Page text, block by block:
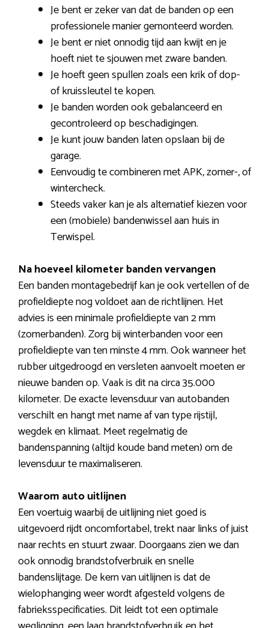
Je bent er zeker van dat de banden op een
professionele manier gemonteerd worden.
Je bent er niet onnodig tijd aan kwijt en je
hoeft niet te sjouwen met zware banden.
Je hoeft geen spullen zoals een krik of dop-
of kruissleutel te kopen.
Je banden worden ook gebalanceerd en
gecontroleerd op beschadigingen.
Je kunt jouw banden laten opslaan bij de
garage.
Eenvoudig te combineren met APK, zomer-, of
wintercheck.
Steeds vaker kan je als alternatief kiezen voor
een (mobiele) bandenwissel aan huis in
Terwispel.
Na hoeveel kilometer banden vervangen
Een banden montagebedrijf kan je ook vertellen of de
profieldiepte nog voldoet aan de richtlijnen. Het
advies is een minimale profieldiepte van 2 mm
(zomerbanden). Zorg bij winterbanden voor een
profieldiepte van ten minste 4 mm. Ook wanneer het
rubber uitgedroogd en versleten aanvoelt moeten er
nieuwe banden op. Vaak is dit na circa 35.000
kilometer. De exacte levensduur van autobanden
verschilt en hangt met name af van type rijstijl,
wegdek en klimaat. Meet regelmatig de
bandenspanning (altijd koude band meten) om de
levensduur te maximaliseren.
Waarom auto uitlijnen
Een voertuig waarbij de uitlijning niet goed is
uitgevoerd rijdt oncomfortabel, trekt naar links of juist
naar rechts en stuurt zwaar. Doorgaans zien we dan
ook onnodig brandstofverbruik en snelle
bandenslijtage. De kern van uitlijnen is dat de
wielophanging weer wordt afgesteld volgens de
fabrieksspecificaties. Dit leidt tot een optimale